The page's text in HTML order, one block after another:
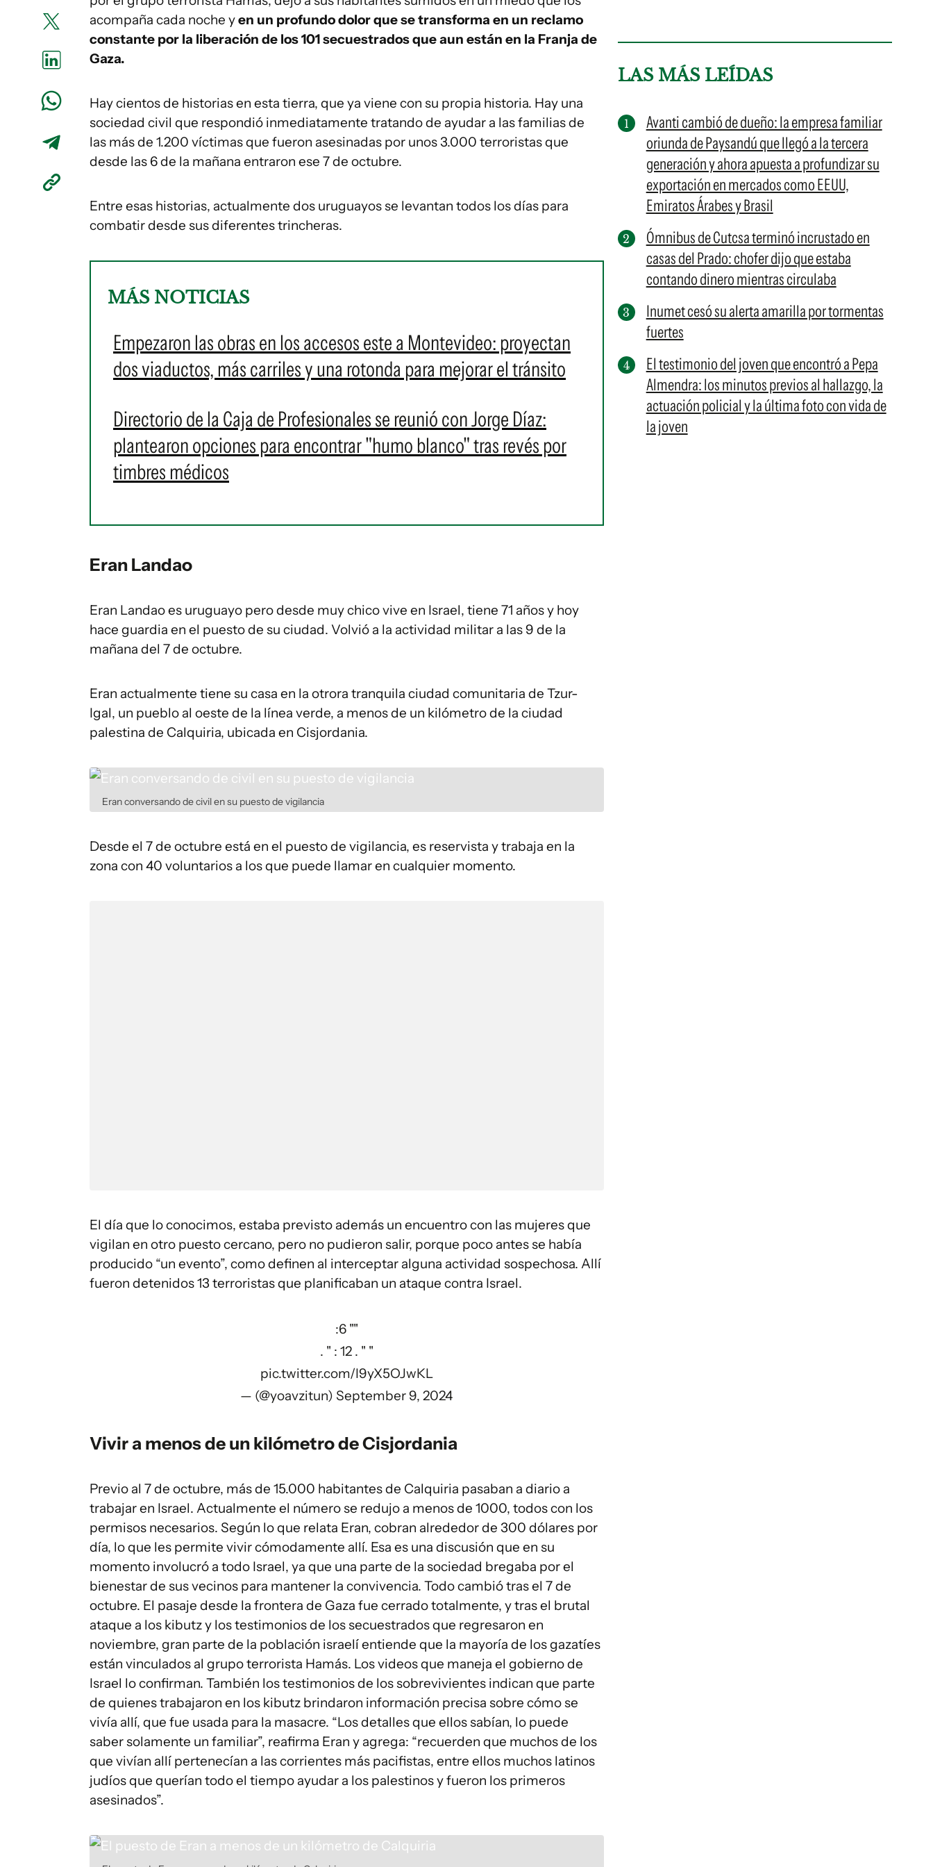
acompaña cada noche yen un profundo dolor que se transforma en un reclamo
constante por la liberación de los 101 secuestrados que aun están en la Franja de
Gaza.
Hay cientos de historias en esta tierra, que ya viene con su propia historia. Hay una
sociedad civil que respondió inmediatamente tratando de ayudar a las familias de
las más de 1.200 víctimas que fueron asesinadas por unos 3.000 terroristas que
desde las 6 de la mañana entraron ese 7 de octubre.
Entre esas historias, actualmente dos uruguayos se levantan todos los días para
combatir desde sus diferentes trincheras.
MÁS NOTICIAS
Empezaron las obras en los accesos este a Montevideo: proyectan
dos viaductos, más carriles y una rotonda para mejorar el tránsito
Directorio de la Caja de Profesionales se reunió con Jorge Díaz:
plantearon opciones para encontrar "humo blanco" tras revés por
timbres médicos
Eran Landao
Eran Landao es uruguayo pero desde muy chico vive en Israel, tiene 71 años y hoy
hace guardia en el puesto de su ciudad. Volvió a la actividad militar a las 9 de la
mañana del 7 de octubre.
Eran actualmente tiene su casa en la otrora tranquila ciudad comunitaria de Tzur-
Igal, un pueblo al oeste de la línea verde, a menos de un kilómetro de la ciudad
palestina de Calquiria, ubicada en Cisjordania.
Eran conversando de civil en su puesto de vigilancia
Desde el 7 de octubre está en el puesto de vigilancia, es reservista y trabaja en la
zona con 40 voluntarios a los que puede llamar en cualquier momento.
El día que lo conocimos, estaba previsto además un encuentro con las mujeres que
vigilan en otro puesto cercano, pero no pudieron salir, porque poco antes se había
producido “un evento”, como definen al interceptar alguna actividad sospechosa. Allí
fueron detenidos 13 terroristas que planificaban un ataque contra Israel.
"" 6:
" " . 12 : " .
pic.twitter.com/I9yX5OJwKL
— (@yoavzitun) September 9, 2024
Vivir a menos de un kilómetro de Cisjordania
Previo al 7 de octubre, más de 15.000 habitantes de Calquiria pasaban a diario a
trabajar en Israel. Actualmente el número se redujo a menos de 1000, todos con los
permisos necesarios. Según lo que relata Eran, cobran alrededor de 300 dólares por
día, lo que les permite vivir cómodamente allí. Esa es una discusión que en su
momento involucró a todo Israel, ya que una parte de la sociedad bregaba por el
bienestar de sus vecinos para mantener la convivencia. Todo cambió tras el 7 de
octubre. El pasaje desde la frontera de Gaza fue cerrado totalmente, y tras el brutal
ataque a los kibutz y los testimonios de los secuestrados que regresaron en
noviembre, gran parte de la población israelí entiende que la mayoría de los gazatíes
están vinculados al grupo terrorista Hamás. Los videos que maneja el gobierno de
Israel lo confirman. También los testimonios de los sobrevivientes indican que parte
de quienes trabajaron en los kibutz brindaron información precisa sobre cómo se
vivía allí, que fue usada para la masacre. “Los detalles que ellos sabían, lo puede
saber solamente un familiar”, reafirma Eran y agrega: “recuerden que muchos de los
que vivían allí pertenecían a las corrientes más pacifistas, entre ellos muchos latinos
judíos que querían todo el tiempo ayudar a los palestinos y fueron los primeros
asesinados”.
LAS MÁS LEÍDAS
Avanti cambió de dueño: la empresa familiar
oriunda de Paysandú que llegó a la tercera
generación y ahora apuesta a profundizar su
exportación en mercados como EEUU,
Emiratos Árabes y Brasil
Ómnibus de Cutcsa terminó incrustado en
casas del Prado: chofer dijo que estaba
contando dinero mientras circulaba
Inumet cesó su alerta amarilla por tormentas
fuertes
El testimonio del joven que encontró a Pepa
Almendra: los minutos previos al hallazgo, la
actuación policial y la última foto con vida de
la joven